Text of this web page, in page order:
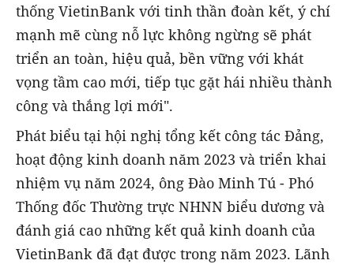
thống VietinBank với tinh thần đoàn kết, ý chí
mạnh mẽ cùng nỗ lực không ngừng sẽ phát
triển an toàn, hiệu quả, bền vững với khát
vọng tầm cao mới, tiếp tục gặt hái nhiều thành
công và thắng lợi mới".
Phát biểu tại hội nghị tổng kết công tác Đảng,
hoạt động kinh doanh năm 2023 và triển khai
nhiệm vụ năm 2024, ông Đào Minh Tú - Phó
Thống đốc Thường trực NHNN biểu dương và
đánh giá cao những kết quả kinh doanh của
VietinBank đã đạt được trong năm 2023. Lãnh